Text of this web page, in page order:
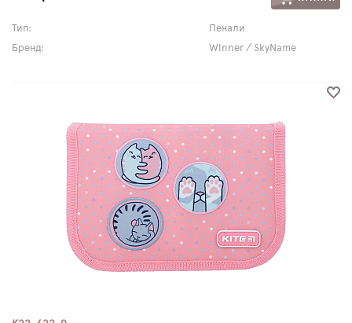
Тип:
Пенали
Бренд:
Winner / SkyName